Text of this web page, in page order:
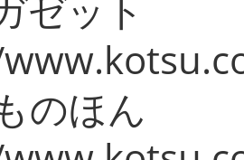
ゼット
のほん